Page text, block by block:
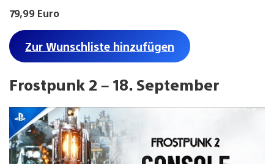
79,99 Euro
Zur Wunschliste hinzufügen
Frostpunk 2 – 18. September